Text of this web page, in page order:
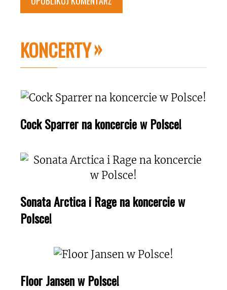
KONCERTY
Cock Sparrer na koncercie w Polsce!
Sonata Arctica i Rage na koncercie w
Polsce!
Floor Jansen w Polsce!